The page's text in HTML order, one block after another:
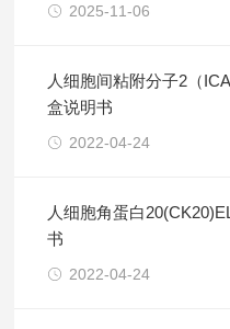
2025-11-06
人细胞间粘附分子2（
盒说明书
2022-04-24
人细胞角蛋白
书
2022-04-24